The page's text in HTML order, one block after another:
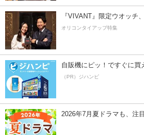
『VIVANT』限定ウオッチ
オリコンタイアップ特集
自販機にピッ！ですぐに買
（PR）ジハンピ
2026年7月夏ドラマも、注